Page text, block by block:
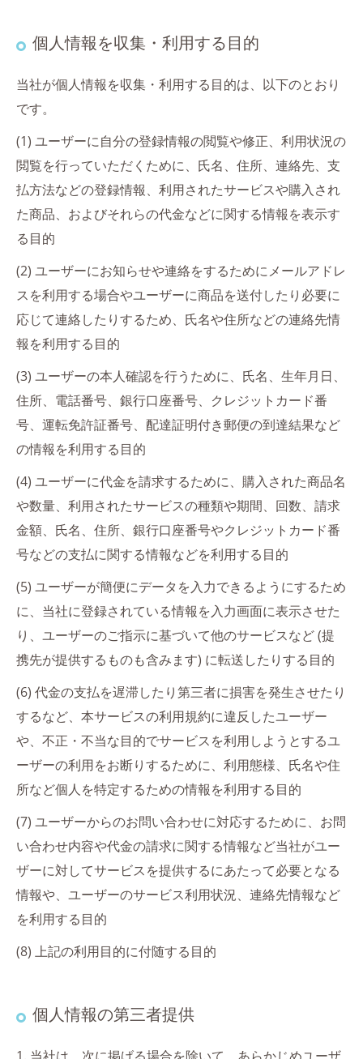
個人情報を収集・利用する目的
当社が個人情報を収集・利用する目的は、以下のとおり
です。
(1) ユーザーに自分の登録情報の閲覧や修正、利用状況の
閲覧を行っていただくために、氏名、住所、連絡先、支
払方法などの登録情報、利用されたサービスや購入され
た商品、およびそれらの代金などに関する情報を表示す
る目的
(2) ユーザーにお知らせや連絡をするためにメールアドレ
スを利用する場合やユーザーに商品を送付したり必要に
応じて連絡したりするため、氏名や住所などの連絡先情
報を利用する目的
(3) ユーザーの本人確認を行うために、氏名、生年月日、
住所、電話番号、銀行口座番号、クレジットカード番
号、運転免許証番号、配達証明付き郵便の到達結果など
の情報を利用する目的
(4) ユーザーに代金を請求するために、購入された商品名
や数量、利用されたサービスの種類や期間、回数、請求
金額、氏名、住所、銀行口座番号やクレジットカード番
号などの支払に関する情報などを利用する目的
(5) ユーザーが簡便にデータを入力できるようにするため
に、当社に登録されている情報を入力画面に表示させた
り、ユーザーのご指示に基づいて他のサービスなど (提
携先が提供するものも含みます) に転送したりする目的
(6) 代金の支払を遅滞したり第三者に損害を発生させたり
するなど、本サービスの利用規約に違反したユーザー
や、不正・不当な目的でサービスを利用しようとするユ
ーザーの利用をお断りするために、利用態様、氏名や住
所など個人を特定するための情報を利用する目的
(7) ユーザーからのお問い合わせに対応するために、お問
い合わせ内容や代金の請求に関する情報など当社がユー
ザーに対してサービスを提供するにあたって必要となる
情報や、ユーザーのサービス利用状況、連絡先情報など
を利用する目的
(8) 上記の利用目的に付随する目的
個人情報の第三者提供